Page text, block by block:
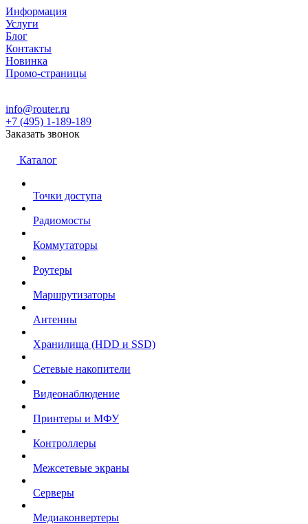
Информация
Услуги
Блог
Контакты
Новинка
Промо-страницы
info@router.ru
+7 (495) 1-189-189
Заказать звонок
Каталог
Точки доступа
Радиомосты
Коммутаторы
Роутеры
Маршрутизаторы
Антенны
Хранилища (HDD и SSD)
Сетевые накопители
Видеонаблюдение
Принтеры и МФУ
Контроллеры
Межсетевые экраны
Серверы
Медиаконвертеры